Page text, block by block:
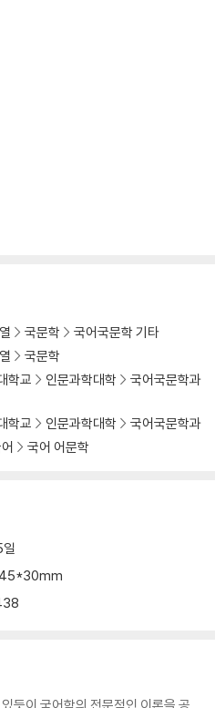
국문학
국어국문학 기타
국문학
학교 인문과학대학
국어국문학과
학교 인문과학대학
국어국문학과
국어 어문학